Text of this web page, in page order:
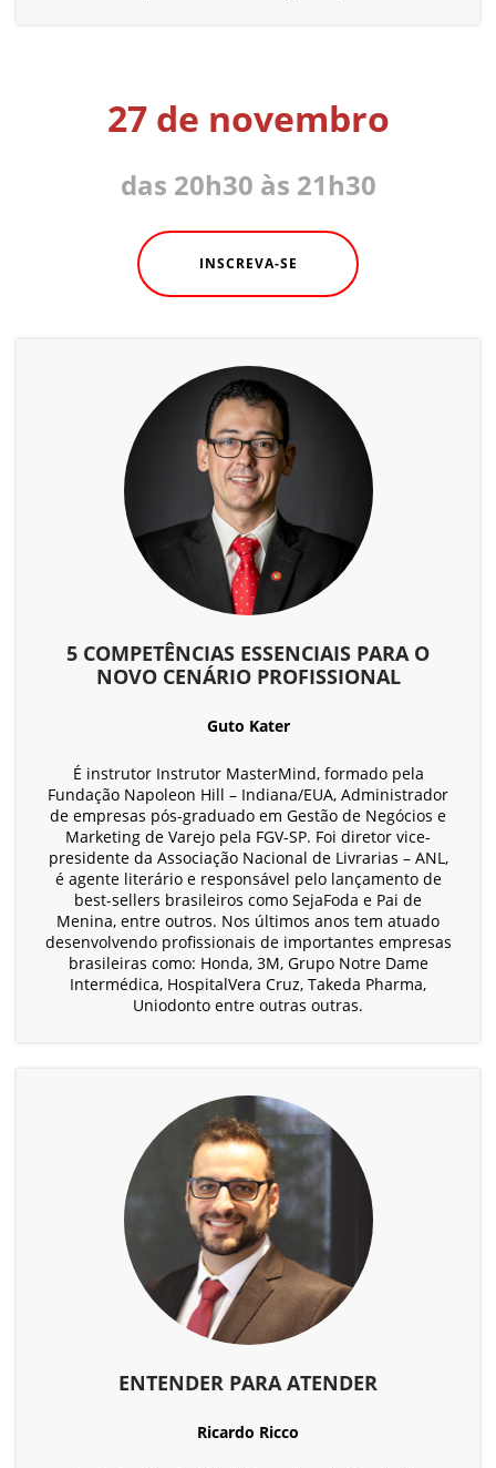
27 de novembro
das 20h30 às 21h30
INSCREVA-SE
5 COMPETÊNCIAS ESSENCIAIS PARA O
NOVO CENÁRIO PROFISSIONAL
Guto Kater
É instrutor Instrutor MasterMind, formado pela
Fundação Napoleon Hill – Indiana/EUA, Administrador
de empresas pós-graduado em Gestão de Negócios e
Marketing de Varejo pela FGV-SP. Foi diretor vice-
presidente da Associação Nacional de Livrarias – ANL,
é agente literário e responsável pelo lançamento de
best-sellers brasileiros como SejaFoda e Pai de
Menina, entre outros. Nos últimos anos tem atuado
desenvolvendo profissionais de importantes empresas
brasileiras como: Honda, 3M, Grupo Notre Dame
Intermédica, HospitalVera Cruz, Takeda Pharma,
Uniodonto entre outras outras.
ENTENDER PARA ATENDER
Ricardo Ricco